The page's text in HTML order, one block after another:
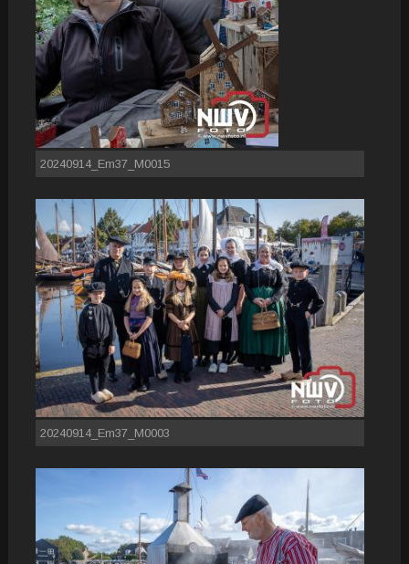
20240914_Em37_M0015
20240914_Em37_M0003